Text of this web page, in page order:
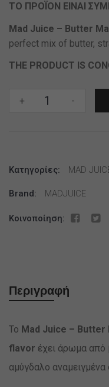
TO ΠΡΟΪΟΝ ΕΙΝΑΙ
Mad Juice – Butter
perfect mix of butter,
THE PRODUCT IS
+
Mad
20ml/100ml
flavor
ποσότητα
-
Κατηγορίες: MAD
Brand: MADJUICE
Κοινοποίηση:
Περιγραφή
Το Mad Juice –
flavor έχει άρωμα από
αμύγδαλο